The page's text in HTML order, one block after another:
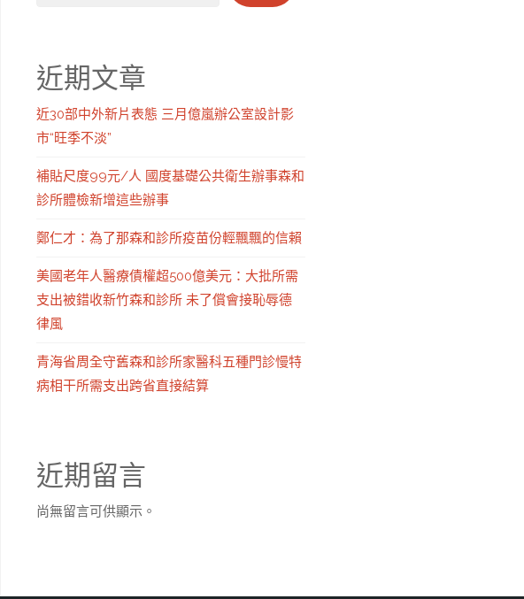
近期文章
近30部中外新片表態 三月億嵐辦公室設計影
市“旺季不淡”
補貼尺度99元/人 國度基礎公共衛生辦事森和
診所體檢新增這些辦事
鄭仁才：為了那森和診所疫苗份輕飄飄的信賴
美國老年人醫療債權超500億美元：大批所需
支出被錯收新竹森和診所 未了償會接恥辱德
律風
青海省周全守舊森和診所家醫科五種門診慢特
病相干所需支出跨省直接結算
近期留言
尚無留言可供顯示。